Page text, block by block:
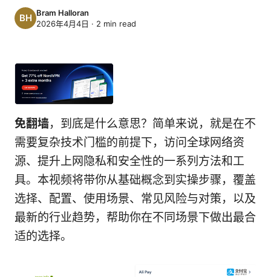
Bram Halloran
2026年4月4日 · 2 min read
免翻墙，到底是什么意思？简单来说，就是在不
需要复杂技术门槛的前提下，访问全球网络资
源、提升上网隐私和安全性的一系列方法和工
具。本视频将带你从基础概念到实操步骤，覆盖
选择、配置、使用场景、常见风险与对策，以及
最新的行业趋势，帮助你在不同场景下做出最合
适的选择。